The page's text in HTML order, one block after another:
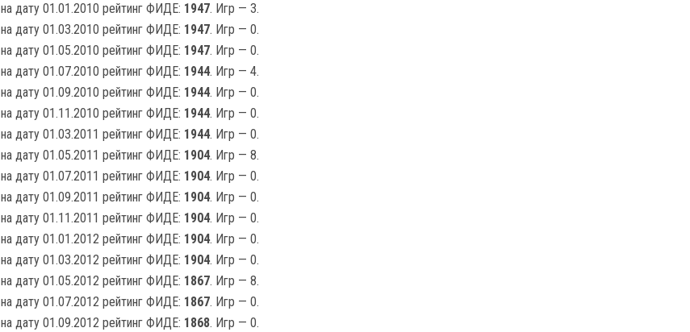
на дату 01.01.2010 рейтинг ФИДЕ: 1947. Игр — 3.
на дату 01.03.2010 рейтинг ФИДЕ: 1947. Игр — 0.
на дату 01.05.2010 рейтинг ФИДЕ: 1947. Игр — 0.
на дату 01.07.2010 рейтинг ФИДЕ: 1944. Игр — 4.
на дату 01.09.2010 рейтинг ФИДЕ: 1944. Игр — 0.
на дату 01.11.2010 рейтинг ФИДЕ: 1944. Игр — 0.
на дату 01.03.2011 рейтинг ФИДЕ: 1944. Игр — 0.
на дату 01.05.2011 рейтинг ФИДЕ: 1904. Игр — 8.
на дату 01.07.2011 рейтинг ФИДЕ: 1904. Игр — 0.
на дату 01.09.2011 рейтинг ФИДЕ: 1904. Игр — 0.
на дату 01.11.2011 рейтинг ФИДЕ: 1904. Игр — 0.
на дату 01.01.2012 рейтинг ФИДЕ: 1904. Игр — 0.
на дату 01.03.2012 рейтинг ФИДЕ: 1904. Игр — 0.
на дату 01.05.2012 рейтинг ФИДЕ: 1867. Игр — 8.
на дату 01.07.2012 рейтинг ФИДЕ: 1867. Игр — 0.
на дату 01.09.2012 рейтинг ФИДЕ: 1868. Игр — 0.